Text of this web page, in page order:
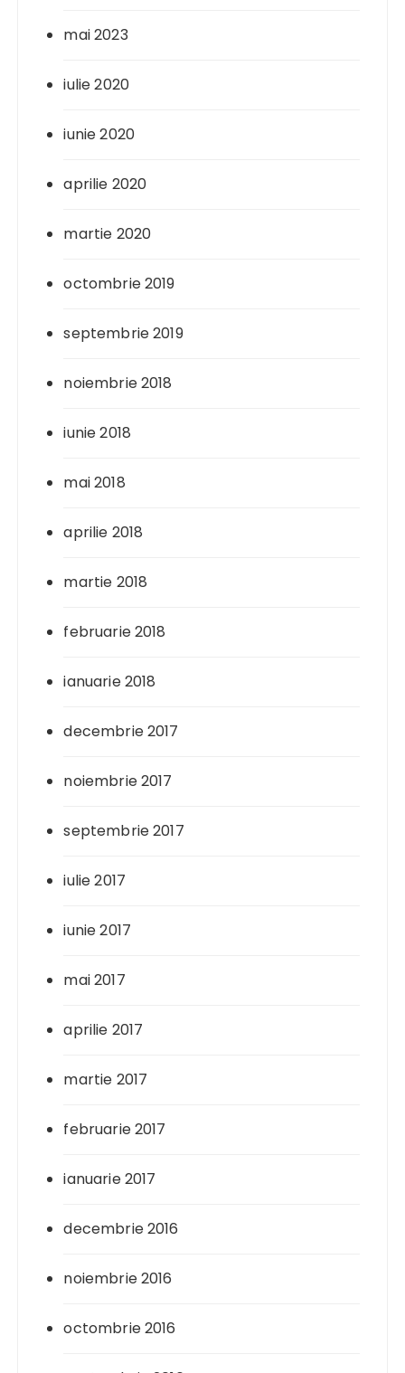
mai 2023
iulie 2020
iunie 2020
aprilie 2020
martie 2020
octombrie 2019
septembrie 2019
noiembrie 2018
iunie 2018
mai 2018
aprilie 2018
martie 2018
februarie 2018
ianuarie 2018
decembrie 2017
noiembrie 2017
septembrie 2017
iulie 2017
iunie 2017
mai 2017
aprilie 2017
martie 2017
februarie 2017
ianuarie 2017
decembrie 2016
noiembrie 2016
octombrie 2016